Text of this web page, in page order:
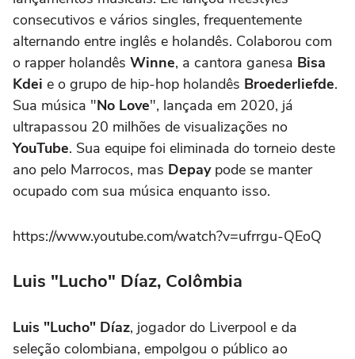
consecutivos e vários singles, frequentemente
alternando entre inglês e holandês. Colaborou com
o rapper holandês Winne, a cantora ganesa Bisa
Kdei e o grupo de hip-hop holandês Broederliefde.
Sua música "No Love", lançada em 2020, já
ultrapassou 20 milhões de visualizações no
YouTube. Sua equipe foi eliminada do torneio deste
ano pelo Marrocos, mas Depaypode se manter
ocupado com sua música enquanto isso.
https://www.youtube.com/watch?v=ufrrgu-QEoQ
Luis "Lucho" Díaz, Colômbia
Luis "Lucho" Díaz, jogador do Liverpool e da
seleção colombiana, empolgou o público ao